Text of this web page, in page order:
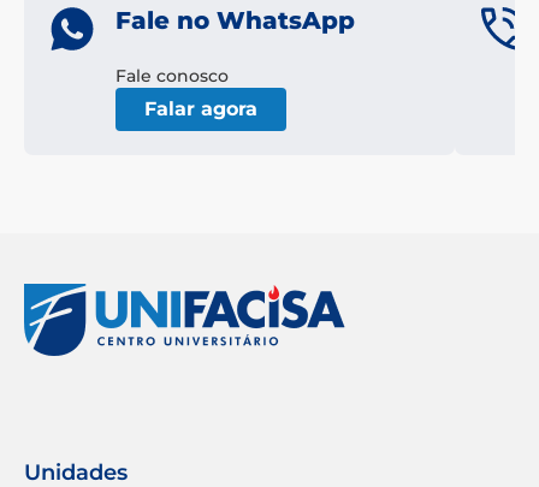
Fale no WhatsApp
Fale conosco
Falar agora
Unidades